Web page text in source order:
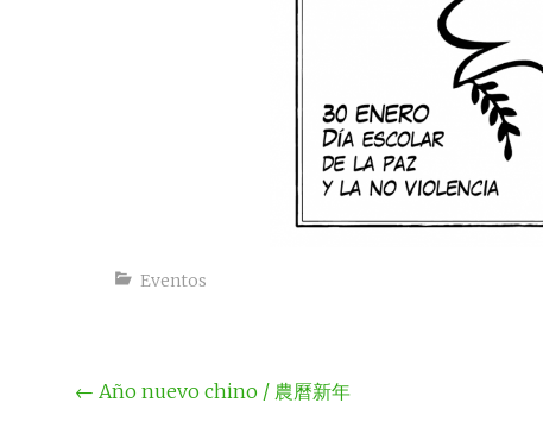
Eventos
Navegación
← Año nuevo chino / 農曆新年